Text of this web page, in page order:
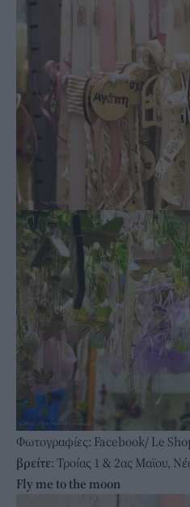
Φωτογραφίες: Facebook/ Le
βρείτε: Τροίας 1 & 2ας Μαϊου,
Fly me to the moon